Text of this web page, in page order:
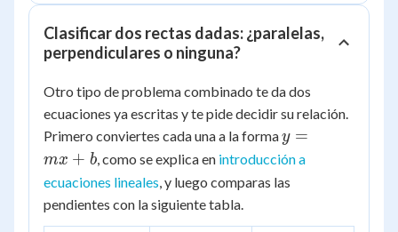
Clasificar dos rectas dadas: ¿paralelas,
perpendiculares o ninguna?
Otro tipo de problema combinado te da dos
ecuaciones ya escritas y te pide decidir su relación.
Primero conviertes cada una a la formay
=
y =
mx + b, como se explica en introducción a
ecuaciones lineales, y luego comparas las
pendientes con la siguiente tabla.